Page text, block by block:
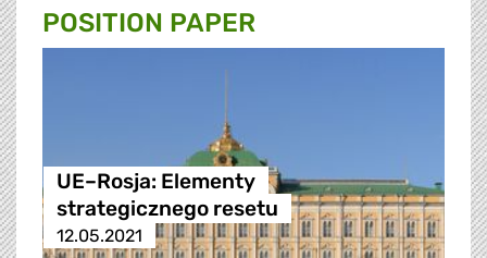
POSITION PAPER
UE–Rosja: Elementy
strategicznego resetu
12.05.2021